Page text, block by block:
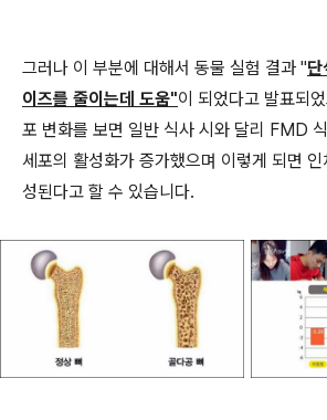
그러나 이 부분에 대해서 동물 실험 결과 "단
이즈를 줄이는데 도움"이 되었다고 발표되
포 변화를 보면 일반 식사 시와 달리 FMD
세포의 활성화가 증가했으며 이렇게 되면
성된다고 할 수 있습니다.